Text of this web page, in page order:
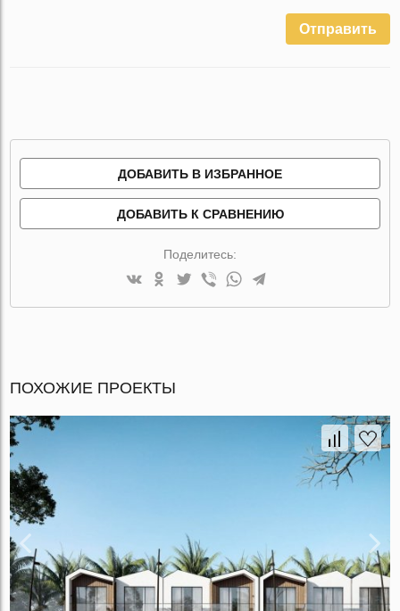
Отправить
ДОБАВИТЬ В ИЗБРАННОЕ
ДОБАВИТЬ К СРАВНЕНИЮ
Поделитесь:
ПОХОЖИЕ ПРОЕКТЫ